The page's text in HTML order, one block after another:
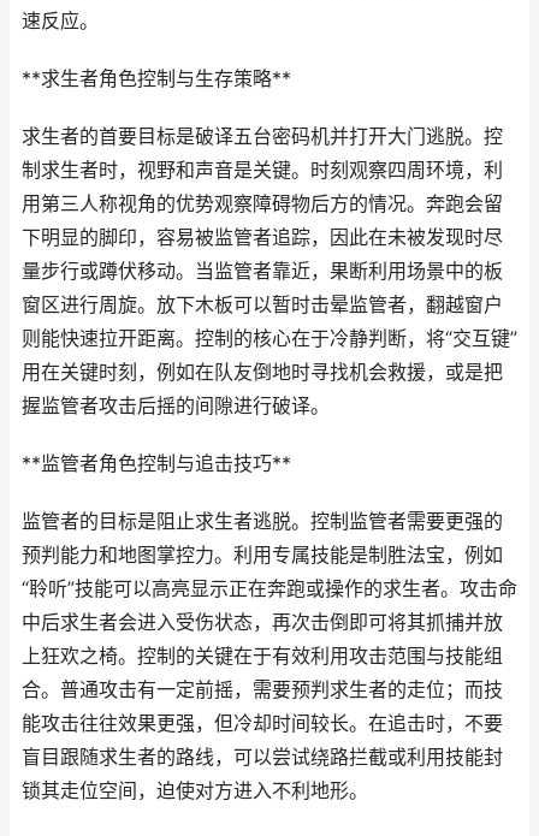
速反应。
**求生者角色控制与生存策略**
求生者的首要目标是破译五台密码机并打开大门逃脱。控
制求生者时，视野和声音是关键。时刻观察四周环境，利
用第三人称视角的优势观察障碍物后方的情况。奔跑会留
下明显的脚印，容易被监管者追踪，因此在未被发现时尽
量步行或蹲伏移动。当监管者靠近，果断利用场景中的板
窗区进行周旋。放下木板可以暂时击晕监管者，翻越窗户
则能快速拉开距离。控制的核心在于冷静判断，将“交互键”
用在关键时刻，例如在队友倒地时寻找机会救援，或是把
握监管者攻击后摇的间隙进行破译。
**监管者角色控制与追击技巧**
监管者的目标是阻止求生者逃脱。控制监管者需要更强的
预判能力和地图掌控力。利用专属技能是制胜法宝，例如
“聆听”技能可以高亮显示正在奔跑或操作的求生者。攻击命
中后求生者会进入受伤状态，再次击倒即可将其抓捕并放
上狂欢之椅。控制的关键在于有效利用攻击范围与技能组
合。普通攻击有一定前摇，需要预判求生者的走位；而技
能攻击往往效果更强，但冷却时间较长。在追击时，不要
盲目跟随求生者的路线，可以尝试绕路拦截或利用技能封
锁其走位空间，迫使对方进入不利地形。